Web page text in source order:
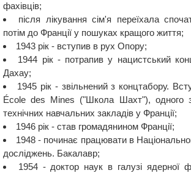
фахівців;
після лікування сім'я переїхала
потім до Франції у пошуках кращого життя;
1943 рік - вступив в рух Опору;
1944 рік - потрапив у нацистський
Дахау;
1945 рік - звільнений з концтабору.
École des Mines ("Школа Шахт"), одного з
технічних навчальних закладів у Франції;
1946 рік - став громадянином Франції;
1948 - починає працювати в
досліджень. Бакалавр;
1954 - доктор наук в галузі ядерної